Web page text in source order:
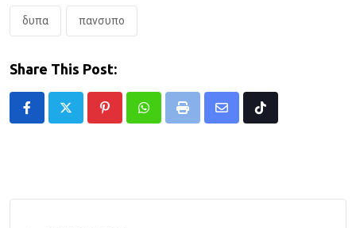
δυπα πανσυπο
Share This Post:
PinterestWhatsappPrint
Share
Tiktok